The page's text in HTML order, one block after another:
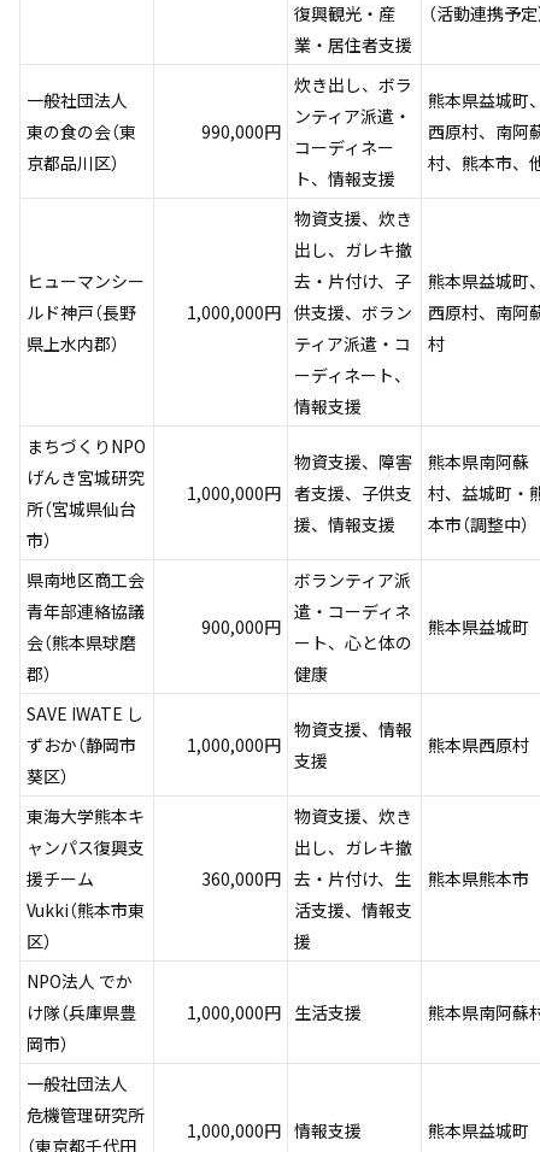
復興観光・産
業・居住者支援
（活動連携予定
一般社団法人
東の食の会（東
京都品川区）
990,000円
炊き出し、ボラ
ンティア派遣・
コーディネー
ト、情報支援
熊本県益城町
西原村、南阿
村、熊本市、
ヒューマンシー
ルド神戸（長野
県上水内郡）
1,000,000円
物資支援、炊き
出し、ガレキ撤
去・片付け、子
供支援、ボラン
ティア派遣・コ
ーディネート、
情報支援
熊本県益城町
西原村、南阿
村
まちづくりNPO
げんき宮城研究
所（宮城県仙台
市）
1,000,000円
物資支援、障害
者支援、子供支
援、情報支援
熊本県南阿蘇
村、益城町・
本市（調整中）
県南地区商工会
青年部連絡協議
会（熊本県球磨
郡）
900,000円
ボランティア派
遣・コーディネ
ート、心と体の
健康
熊本県益城町
SAVE IWATE し
ずおか（静岡市
葵区）
1,000,000円
物資支援、情報
支援
熊本県西原村
東海大学熊本キ
ャンパス復興支
援チーム
Vukki（熊本市東
区）
360,000円
物資支援、炊き
出し、ガレキ撤
去・片付け、生
活支援、情報支
援
熊本県熊本市
NPO法人 でか
け隊（兵庫県豊
岡市）
1,000,000円 生活支援 熊本県南阿蘇
一般社団法人
危機管理研究所
（東京都千代田
1,000,000円 情報支援 熊本県益城町